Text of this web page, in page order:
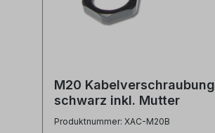
M20 Kabelverschraubung
schwarz inkl. Mutter
Produktnummer: XAC-M20B